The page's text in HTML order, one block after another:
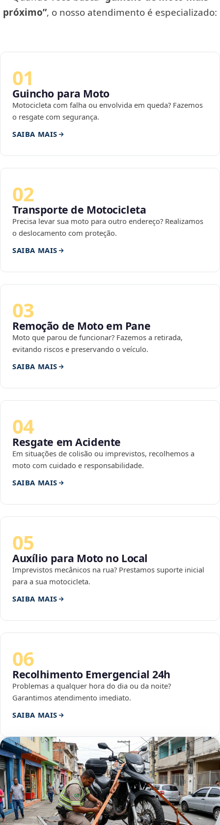
próximo”, o nosso atendimento é especializado:
01
Guincho para Moto
Motocicleta com falha ou envolvida em queda? Fazemos
o resgate com segurança.
SAIBA MAIS
02
Transporte de Motocicleta
Precisa levar sua moto para outro endereço? Realizamos
o deslocamento com proteção.
SAIBA MAIS
03
Remoção de Moto em Pane
Moto que parou de funcionar? Fazemos a retirada,
evitando riscos e preservando o veículo.
SAIBA MAIS
04
Resgate em Acidente
Em situações de colisão ou imprevistos, recolhemos a
moto com cuidado e responsabilidade.
SAIBA MAIS
05
Auxílio para Moto no Local
Imprevistos mecânicos na rua? Prestamos suporte inicial
para a sua motocicleta.
SAIBA MAIS
06
Recolhimento Emergencial 24h
Problemas a qualquer hora do dia ou da noite?
Garantimos atendimento imediato.
SAIBA MAIS